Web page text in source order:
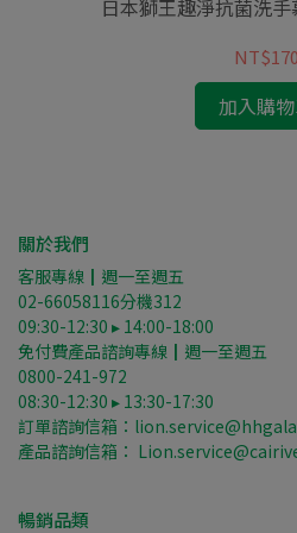
日本獅王趣淨抗菌洗
NT$170
加入購
關於我們
客服專線┃週一至週五
02-66058116分機312
09:30-12:30 ▸ 14:00-18:00
免付費產品諮詢專線┃週一至週五
0800-241-972
08:30-12:30 ▸ 13:30-17:30
訂單諮詢信箱：
產品諮詢信箱：
暢銷品類